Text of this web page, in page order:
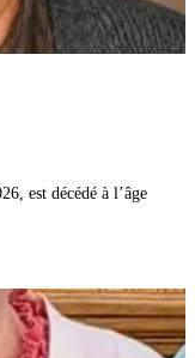
est décédé à l’âge